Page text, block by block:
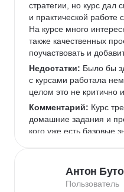
стратегии, но курс дал
и практической работе
На курсе много
также качественных
поучаствовать и
Недостатки: Было бы
с курсами работала
целом это не
Комментарий: Курс
домашние задания и
кого уже есть базовые
Антон
Пользователь